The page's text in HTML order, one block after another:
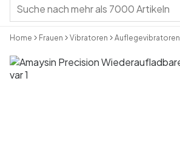
Home Frauen Vibratoren Auflegevibratoren